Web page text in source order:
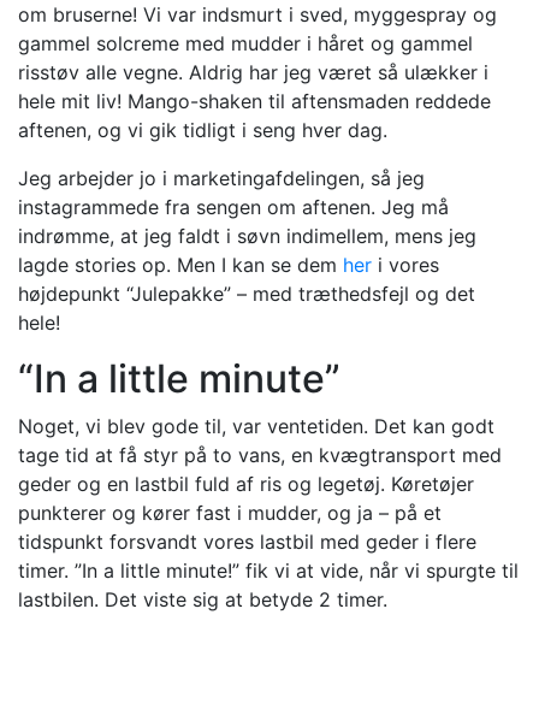
om bruserne! Vi var indsmurt i sved, myggespray og
gammel solcreme med mudder i håret og gammel
risstøv alle vegne. Aldrig har jeg været så ulækker i
hele mit liv! Mango-shaken til aftensmaden reddede
aftenen, og vi gik tidligt i seng hver dag.
Jeg arbejder jo i marketingafdelingen, så jeg
instagrammede fra sengen om aftenen. Jeg må
indrømme, at jeg faldt i søvn indimellem, mens jeg
lagde stories op. Men I kan se dem her i vores
højdepunkt “Julepakke” – med træthedsfejl og det
hele!
“In a little minute”
Noget, vi blev gode til, var ventetiden. Det kan godt
tage tid at få styr på to vans, en kvægtransport med
geder og en lastbil fuld af ris og legetøj. Køretøjer
punkterer og kører fast i mudder, og ja – på et
tidspunkt forsvandt vores lastbil med geder i flere
timer. ”In a little minute!” fik vi at vide, når vi spurgte til
lastbilen. Det viste sig at betyde 2 timer.